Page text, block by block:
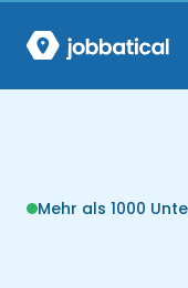
Mehr als 1000